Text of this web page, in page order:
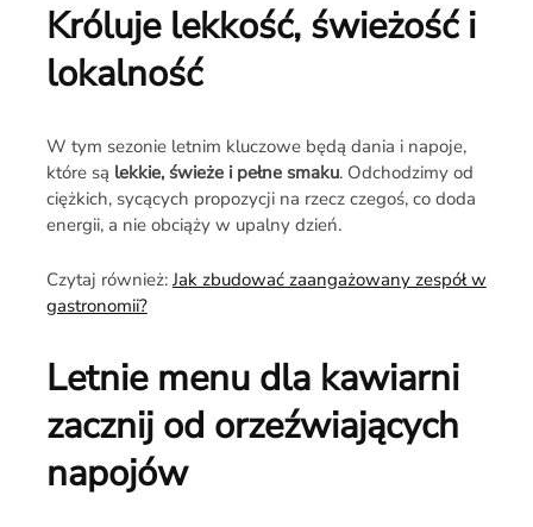
Króluje lekkość, świeżość i
lokalność
W tym sezonie letnim kluczowe będą dania i napoje,
które są lekkie, świeże i pełne smaku. Odchodzimy od
ciężkich, sycących propozycji na rzecz czegoś, co doda
energii, a nie obciąży w upalny dzień.
Czytaj również:Jak zbudować zaangażowany zespół w
gastronomii?
Letnie menu dla kawiarni
zacznij od orzeźwiających
napojów